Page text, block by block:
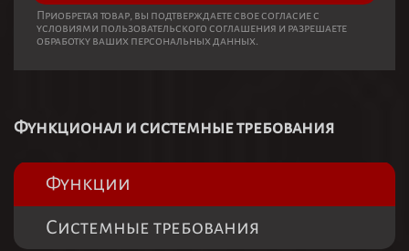
Приобретая товар, вы подтверждаете свое согласие с
условиями пользовательского соглашения и разрешаете
обработку ваших персональных данных.
Функционал и системные требования
Функции
Системные требования